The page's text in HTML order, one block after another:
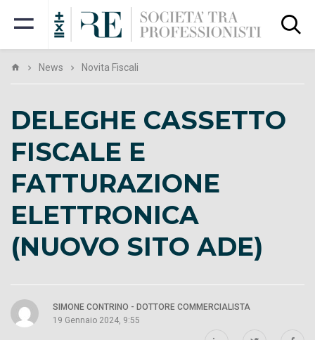
News Novita Fiscali
DELEGHE CASSETTO
FISCALE E
FATTURAZIONE
ELETTRONICA
(NUOVO SITO ADE)
SIMONE CONTRINO - DOTTORE COMMERCIALISTA
19 Gennaio 2024, 9:55